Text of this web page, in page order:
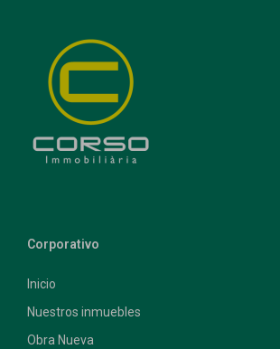
Corporativo
Inicio
Nuestros inmuebles
Obra Nueva